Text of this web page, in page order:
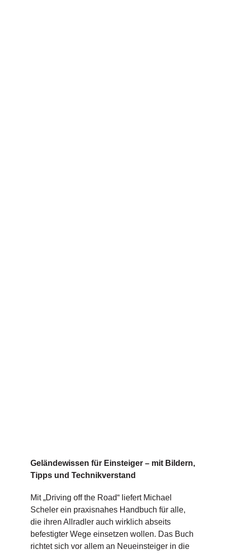
Geländewissen für Einsteiger – mit Bildern,
Tipps und Technikverstand
Mit „Driving off the Road“ liefert Michael
Scheler ein praxisnahes Handbuch für alle,
die ihren Allradler auch wirklich abseits
befestigter Wege einsetzen wollen. Das Buch
richtet sich vor allem an Neueinsteiger in die